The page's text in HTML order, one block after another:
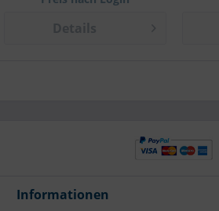
Informationen